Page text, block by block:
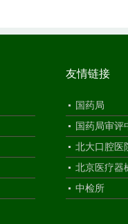
友情链接
国药局
国药局审评
北大口腔医
北京医疗器
中检所